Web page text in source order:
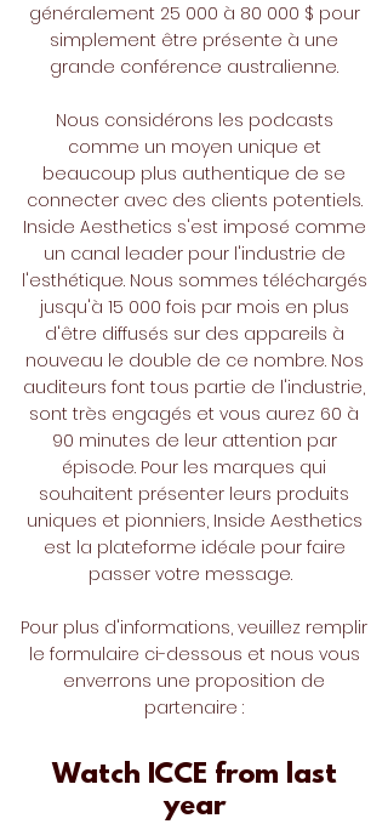
généralement 25 000 à 80 000 $ pour
simplement être présente à une
grande conférence australienne.
Nous considérons les podcasts
comme un moyen unique et
beaucoup plus authentique de se
connecter avec des clients potentiels.
Inside Aesthetics s'est imposé comme
un canal leader pour l'industrie de
l'esthétique. Nous sommes téléchargés
jusqu'à 15 000 fois par mois en plus
d'être diffusés sur des appareils à
nouveau le double de ce nombre. Nos
auditeurs font tous partie de l'industrie,
sont très engagés et vous aurez 60 à
90 minutes de leur attention par
épisode. Pour les marques qui
souhaitent présenter leurs produits
uniques et pionniers, Inside Aesthetics
est la plateforme idéale pour faire
passer votre message.
Pour plus d'informations, veuillez remplir
le formulaire ci-dessous et nous vous
enverrons une proposition de
partenaire :
Watch ICCE from last
year